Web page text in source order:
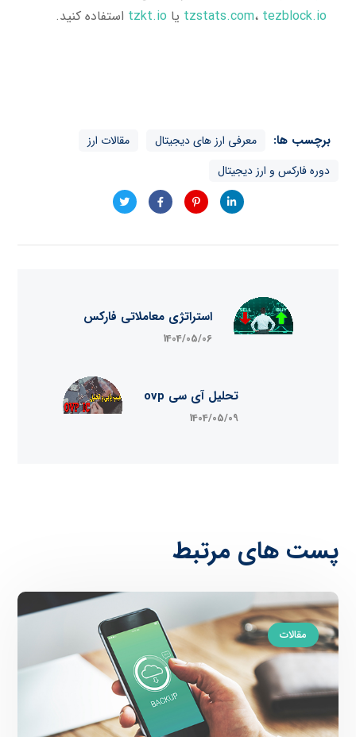
tzstats.com، tezblock.io یا tzkt.io استفاده کنید.
برچسب ها: معرفی ارز های دیجیتال
مقالات ارز
دوره فارکس و ارز دیجیتال
استراتژی معاملاتی فارکس
1404/05/06
تحلیل آی سی ovp
1404/05/09
پست های مرتبط
مقالات